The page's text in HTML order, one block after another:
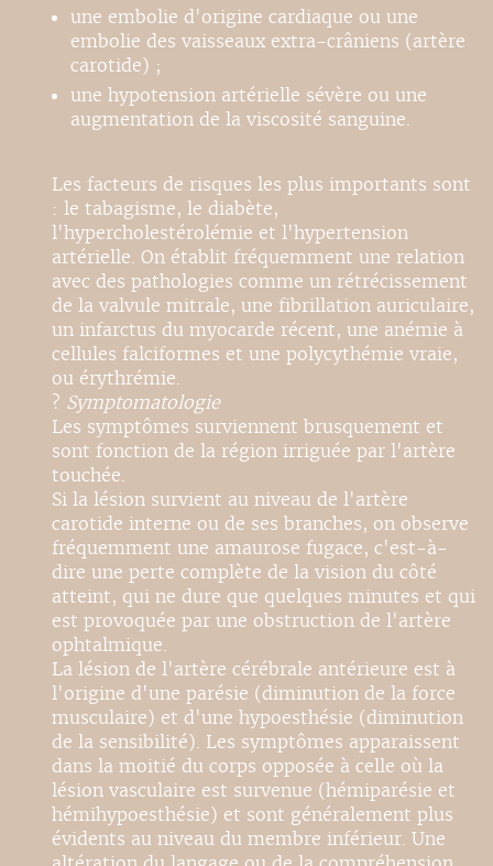
une embolie d'origine cardiaque ou une
embolie des vaisseaux extra-crâniens (artère
carotide) ;
une hypotension artérielle sévère ou une
augmentation de la viscosité sanguine.
Les facteurs de risques les plus importants sont
: le tabagisme, le diabète,
l'hypercholestérolémie et l'hypertension
artérielle. On établit fréquemment une relation
avec des pathologies comme un rétrécissement
de la valvule mitrale, une fibrillation auriculaire,
un infarctus du myocarde récent, une anémie à
cellules falciformes et une polycythémie vraie,
ou érythrémie.
? Symptomatologie
Les symptômes surviennent brusquement et
sont fonction de la région irriguée par l'artère
touchée.
Si la lésion survient au niveau de l'artère
carotide interne ou de ses branches, on observe
fréquemment une amaurose fugace, c'est-à-
dire une perte complète de la vision du côté
atteint, qui ne dure que quelques minutes et qui
est provoquée par une obstruction de l'artère
ophtalmique.
La lésion de l'artère cérébrale antérieure est à
l'origine d'une parésie (diminution de la force
musculaire) et d'une hypoesthésie (diminution
de la sensibilité). Les symptômes apparaissent
dans la moitié du corps opposée à celle où la
lésion vasculaire est survenue (hémiparésie et
hémihypoesthésie) et sont généralement plus
évidents au niveau du membre inférieur. Une